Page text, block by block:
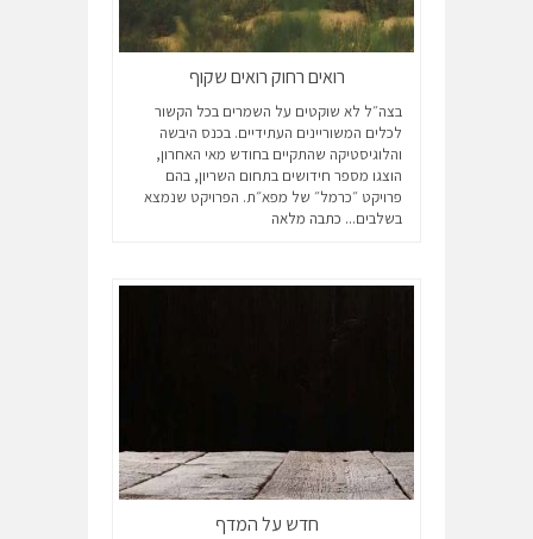
רואים רחוק רואים שקוף
בצה״ל לא שוקטים על השמרים בכל הקשור
לכלים המשוריינים העתידיים. בכנס היבשה
והלוגיסטיקה שהתקיים בחודש מאי האחרון,
הוצגו מספר חידושים בתחום השריון, בהם
פרויקט ״כרמל״ של מפא״ת. הפרויקט שנמצא
בשלבים... כתבה מלאה
חדש על המדף